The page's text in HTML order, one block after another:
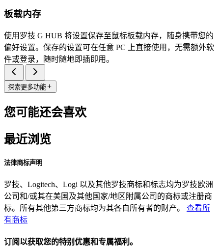
板载内存
使用罗技 G HUB 将设置保存至鼠标板载内存，随身携带您的
偏好设置。保存的设置可在任意 PC 上直接使用，无需额外软
件或登录，随时随地即插即用。
探索更多功能
您可能还会喜欢
最近浏览
法律商标声明
罗技、Logitech、Logi 以及其他罗技商标和标志均为罗技欧洲
公司和/或其在美国及其他国家/地区附属公司的商标或注册商
标。所有其他第三方商标均为其各自所有者的财产。 查看所
有商标
订阅以获取您的特别优惠和专属福利。